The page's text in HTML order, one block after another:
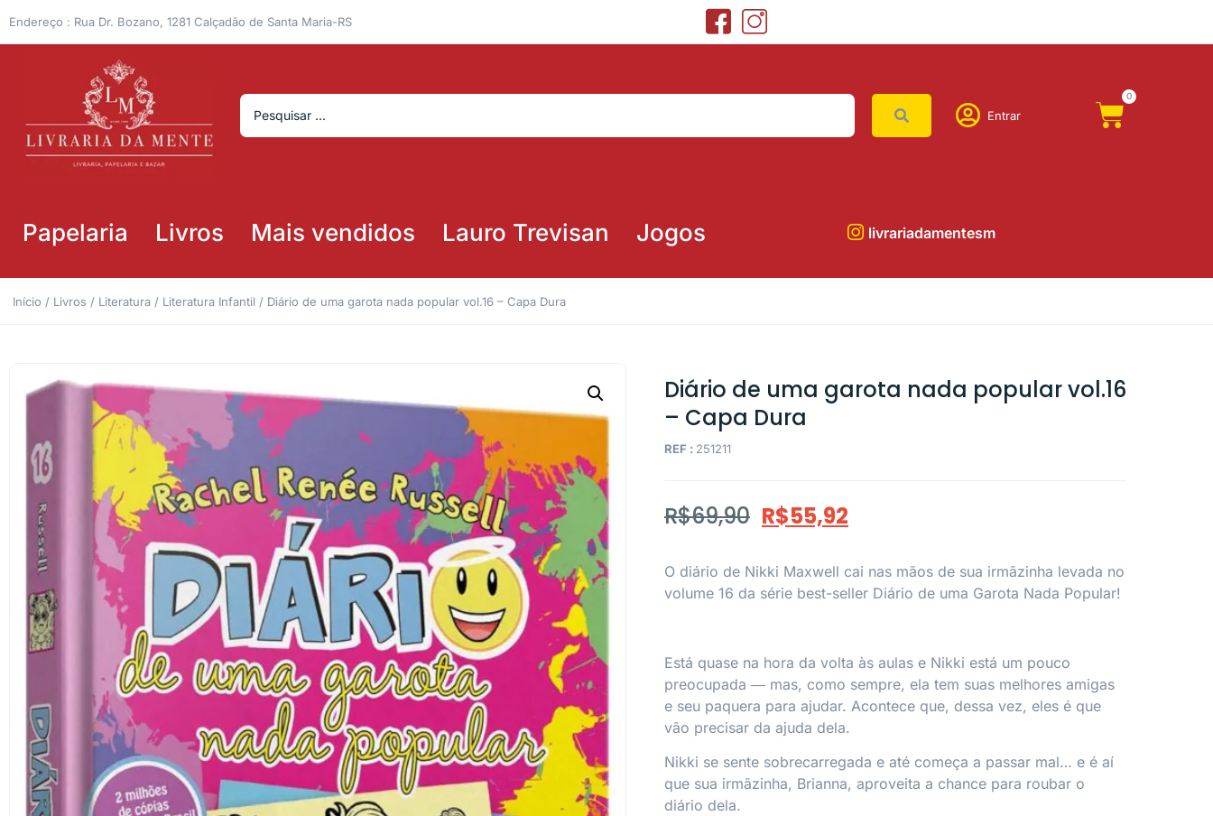
Endereço : Rua Dr. Bozano, 1281 Calçadão de Santa Maria-RS
Entrar
0
Papelaria Livros Mais vendidos Lauro Trevisan Jogos livrariadamentesm
Início / Livros / Literatura / Literatura Infantil / Diário de uma garota nada popular vol.16 – Capa Dura
Diário de uma garota nada popular vol.16
– Capa Dura
REF : 251211
R$69,90 R$55,92
O diário de Nikki Maxwell cai nas mãos de sua irmãzinha levada no
volume 16 da série best-seller Diário de uma Garota Nada Popular!
Está quase na hora da volta às aulas e Nikki está um pouco
preocupada ― mas, como sempre, ela tem suas melhores amigas
e seu paquera para ajudar. Acontece que, dessa vez, eles é que
vão precisar da ajuda dela.
Nikki se sente sobrecarregada e até começa a passar mal… e é aí
que sua irmãzinha, Brianna, aproveita a chance para roubar o
diário dela.